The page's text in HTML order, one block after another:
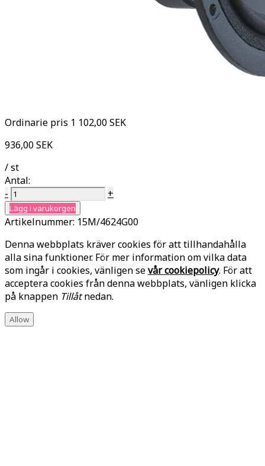
Ordinarie pris 1 102,00 SEK
936,00 SEK
/ st
Antal:
-
+
Lägg i varukorgen
Artikelnummer: 15M/4624G00
Denna webbplats kräver cookies för att tillhandahålla
alla sina funktioner. För mer information om vilka data
som ingår i cookies, vänligen sevår cookiepolicy. För att
acceptera cookies från denna webbplats, vänligen klicka
på knappen Tillåtnedan.
Allow